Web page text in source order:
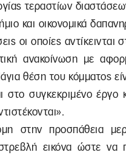
τεραστίων
και οικονομικά
οι οποίες αντίκεινται
ανακοίνωση με
θέση του κόμματος
στο συγκεκριμένο
στην προσπάθεια
εικόνα ώστε να